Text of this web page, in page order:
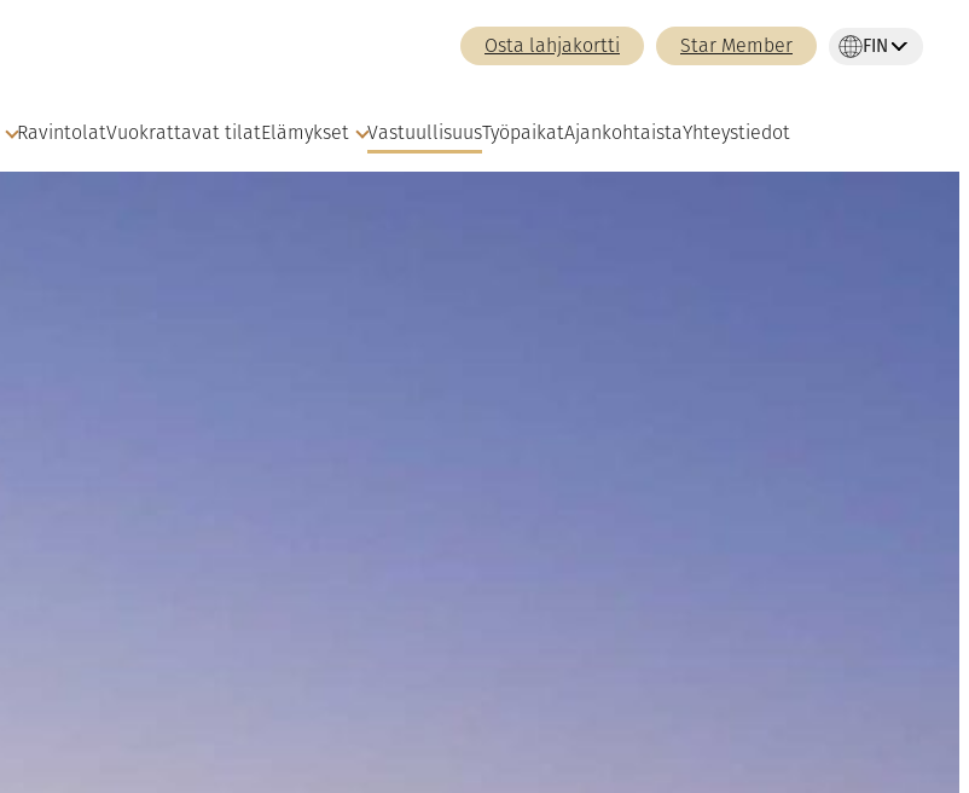
Osta lahjakortti Star Member FIN
RavintolatVuokrattavat tilatElämykset VastuullisuusTyöpaikatAjankohtaistaYhteystiedot